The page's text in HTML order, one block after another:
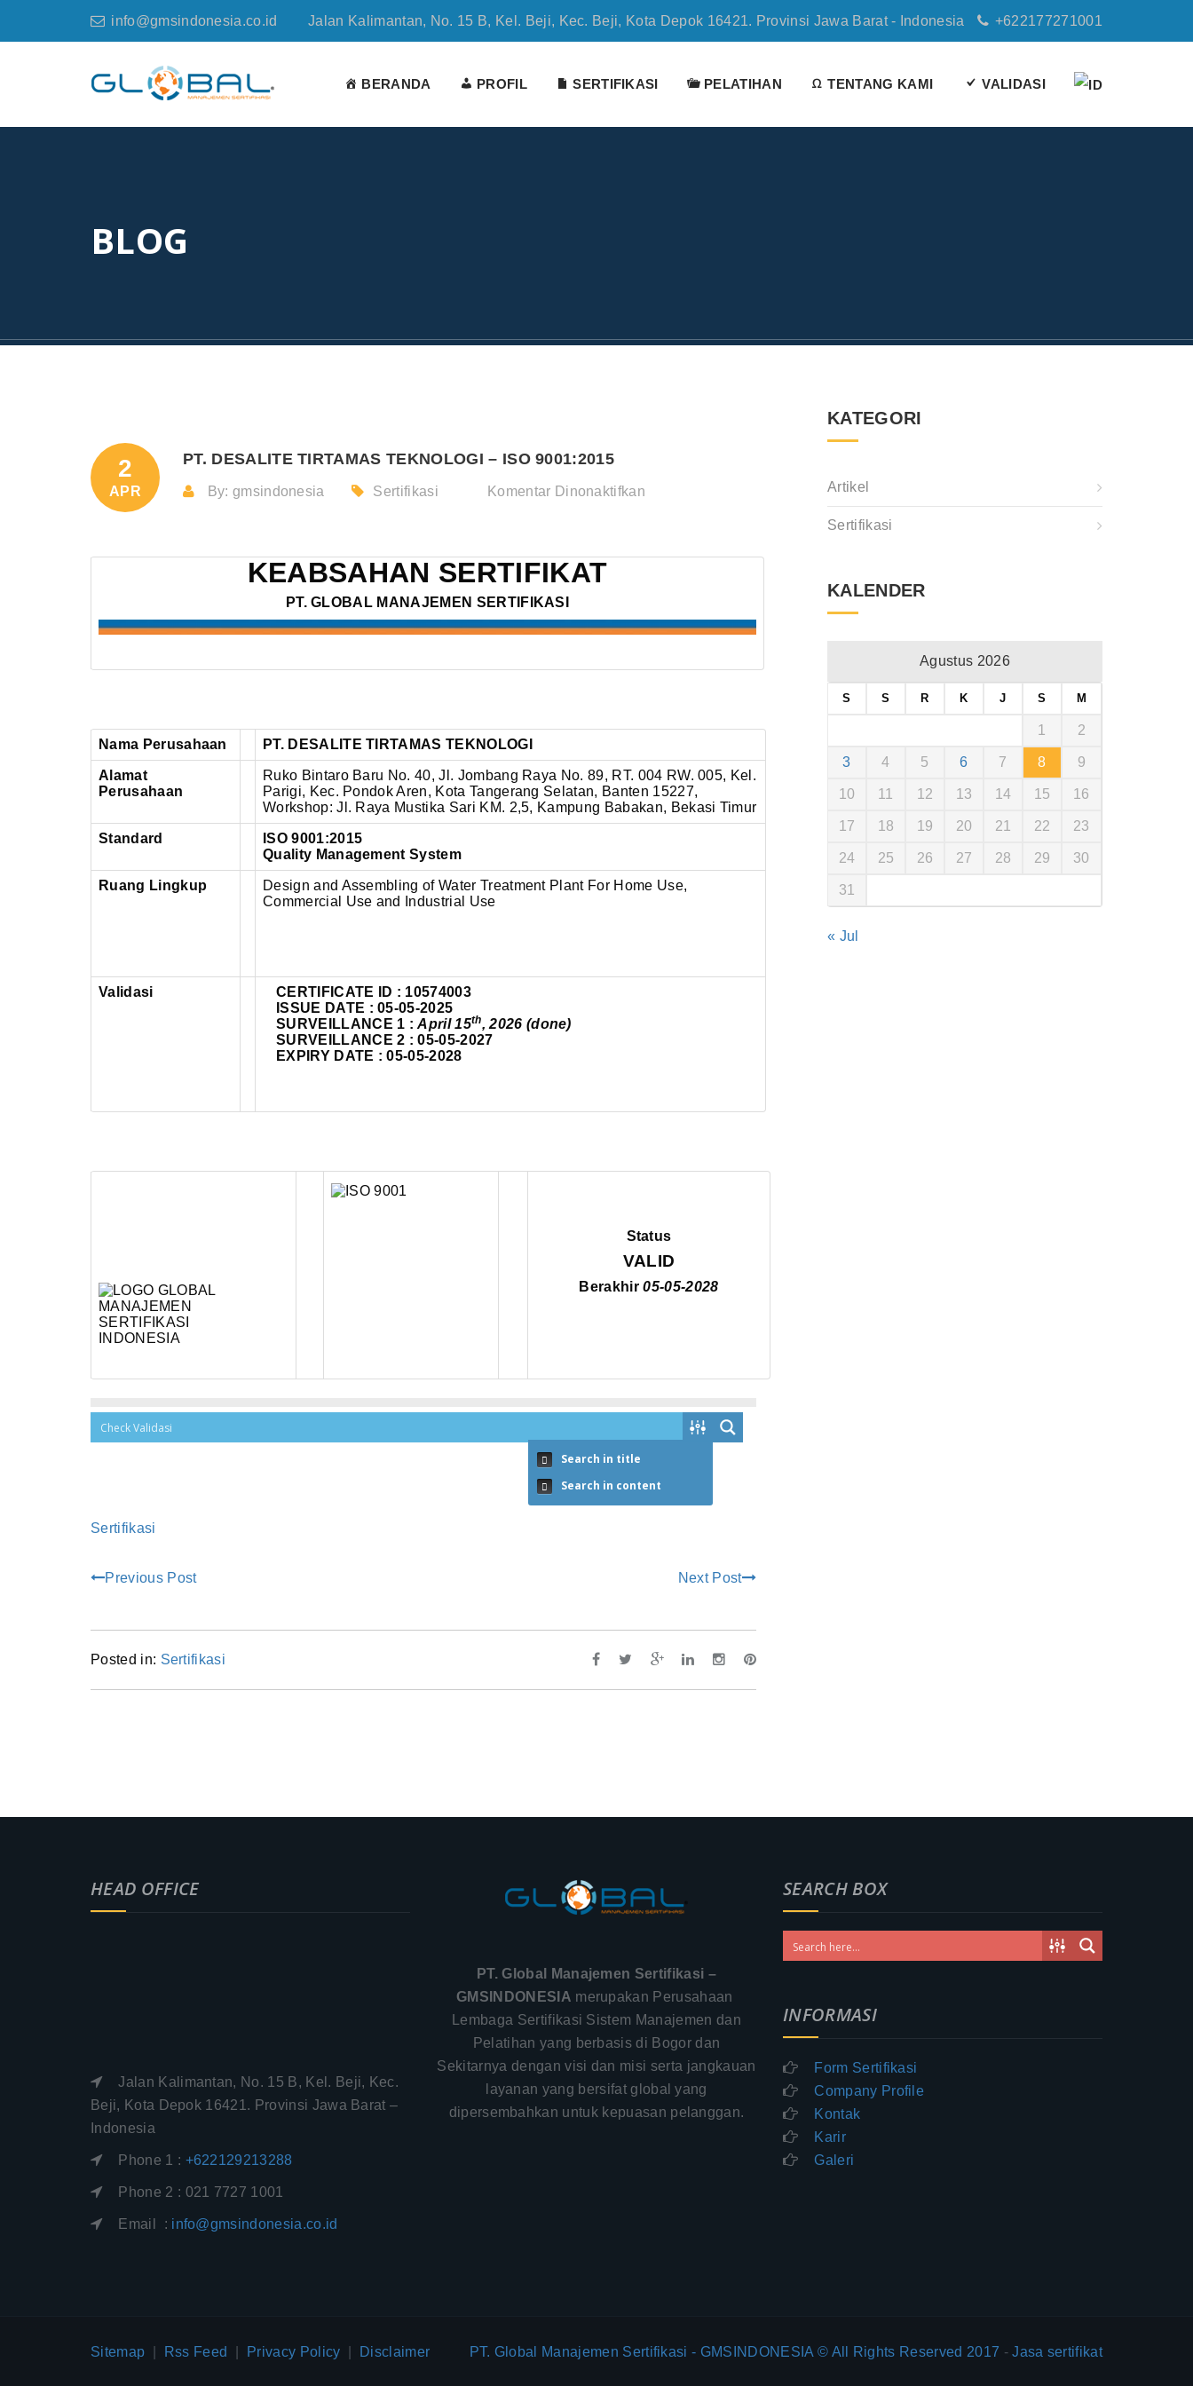
info@gmsindonesia.co.id Jalan Kalimantan, No. 15 B, Kel. Beji, Kec. Beji, Kota Depok 16421. Provinsi Jawa Barat - Indonesia +622177271001
BERANDA PROFIL SERTIFIKASI PELATIHAN TENTANG KAMI VALIDASI
BLOG
2
APR
PT. DESALITE TIRTAMAS TEKNOLOGI – ISO 9001:2015
By: gmsindonesia Sertifikasi Komentar Dinonaktifkan
TIRTAMAS
ISO
KEABSAHAN SERTIFIKAT
PT. GLOBAL MANAJEMEN SERTIFIKASI
Nama Perusahaan PT. DESALITE TIRTAMAS TEKNOLOGI
Alamat
Perusahaan
Ruko Bintaro Baru No. 40, Jl. Jombang Raya No. 89, RT. 004 RW. 005, Kel.
Parigi, Kec. Pondok Aren, Kota Tangerang Selatan, Banten 15227,
Workshop: Jl. Raya Mustika Sari KM. 2,5, Kampung Babakan, Bekasi Timur
Standard
ISO 9001:2015
Quality Management System
Ruang Lingkup
Design and Assembling of Water Treatment Plant For Home Use,
Commercial Use and Industrial Use
Validasi
CERTIFICATE ID : 10574003
ISSUE DATE : 05-05-2025
SURVEILLANCE 1 :April 15th, 2026 (done)
SURVEILLANCE 2 : 05-05-2027
EXPIRY DATE : 05-05-2028
Status
VALID
Berakhir 05-05-2028
Sertifikasi
Previous Post Next Post
Posted in: Sertifikasi
KATEGORI
Artikel
Sertifikasi
KALENDER
Agustus 2026
S S R K J S M
1 2
3 4 5 6 7 8 9
10 11 12 13 14 15 16
17 18 19 20 21 22 23
24 25 26 27 28 29 30
31
« Jul
HEAD OFFICE
Jalan Kalimantan, No. 15 B, Kel. Beji, Kec.
Beji, Kota Depok 16421. Provinsi Jawa Barat –
Indonesia
Phone 1 : +622129213288
Phone 2 : 021 7727 1001
Email : info@gmsindonesia.co.id
PT. Global Manajemen Sertifikasi –
GMSINDONESIA merupakan Perusahaan
Lembaga Sertifikasi Sistem Manajemen dan
Pelatihan yang berbasis di Bogor dan
Sekitarnya dengan visi dan misi serta jangkauan
layanan yang bersifat global yang
dipersembahkan untuk kepuasan pelanggan.
SEARCH BOX
INFORMASI
Form Sertifikasi
Company Profile
Kontak
Karir
Galeri
Sitemap Rss Feed Privacy Policy Disclaimer PT. Global Manajemen Sertifikasi - GMSINDONESIA © All Rights Reserved 2017 -Jasa sertifikat
Search in title
Search in content